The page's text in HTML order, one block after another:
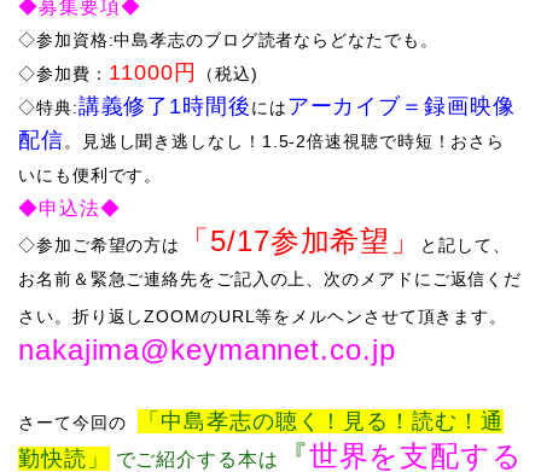
◆募集要項◆
◇参加資格:中島孝志のブログ読者ならどなたでも。
◇参加費： 11000円
（税込)
​◇特典:講義修了1時間後にはアーカイブ ＝録画映像
配信。 見逃し聞き逃しなし！ 1.5-2倍速視聴で時短！おさら
いにも便利です。
◆申込法◆
◇​参加ご希望の方は 「5/17参加希望」
と記して、
お名前＆緊急ご連絡先をご記入の上、次のメアドにご返信くだ
さい。折り返しZOOMのURL等をメルヘンさせて頂きます。
nakajima@keymannet.co.jp
さーて今回の
「中島孝志の聴く！見る！読む！通
勤快読」
でご紹介する本は 『世界を支配する